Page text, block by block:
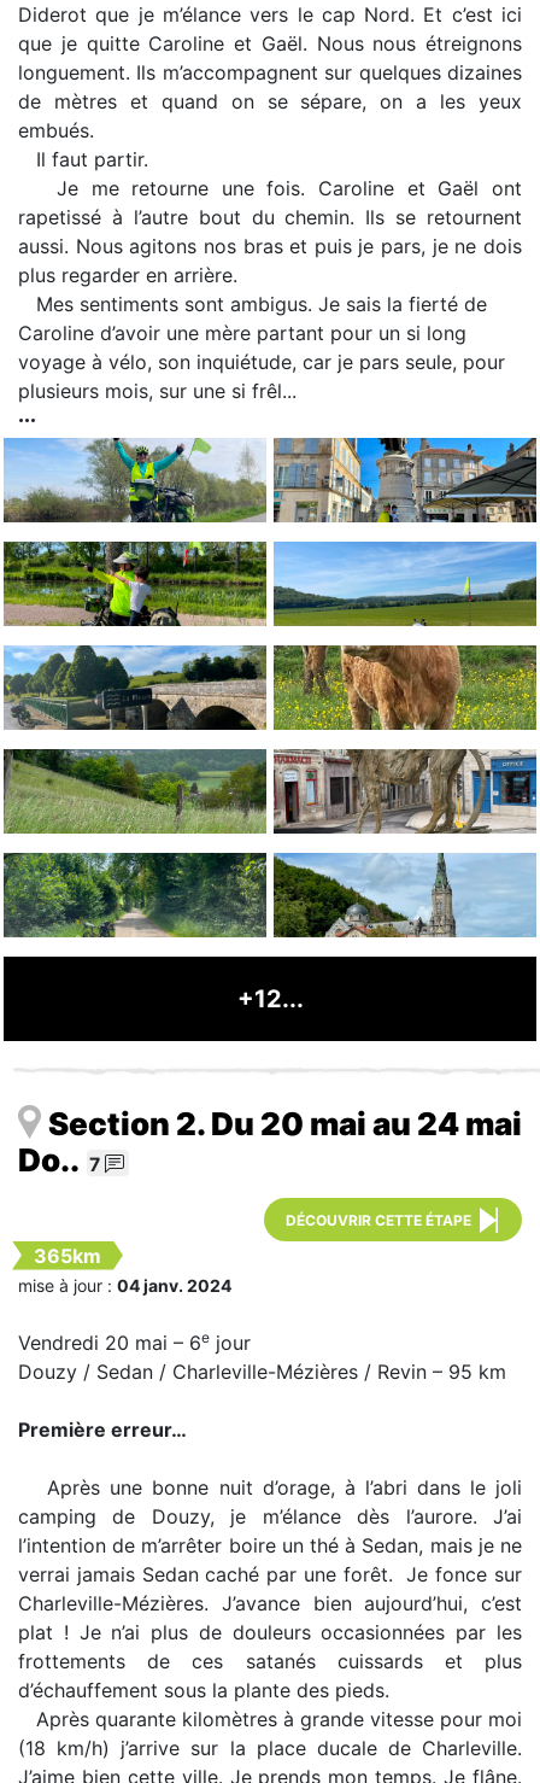
Diderot que je m’élance vers le cap Nord. Et c’est ici
que je quitte Caroline et Gaël. Nous nous étreignons
longuement. Ils m’accompagnent sur quelques dizaines
de mètres et quand on se sépare, on a les yeux
embués.
Il faut partir.
Je me retourne une fois. Caroline et Gaël ont
rapetissé à l’autre bout du chemin. Ils se retournent
aussi. Nous agitons nos bras et puis je pars, je ne dois
plus regarder en arrière.
Mes sentiments sont ambigus. Je sais la fierté de
Caroline d’avoir une mère partant pour un si long
voyage à vélo, son inquiétude, car je pars seule, pour
plusieurs mois, sur une si frêl...
+12...
Section 2. Du 20 mai au 24 mai
Do.. 7
DÉCOUVRIR CETTE ÉTAPE
365km
mise à jour : 04 janv. 2024
Vendredi 20 mai – 6e jour
Douzy / Sedan / Charleville-Mézières / Revin – 95 km
Première erreur…
Après une bonne nuit d’orage, à l’abri dans le joli
camping de Douzy, je m’élance dès l’aurore. J’ai
l’intention de m’arrêter boire un thé à Sedan, mais je ne
verrai jamais Sedan caché par une forêt. Je fonce sur
Charleville-Mézières. J’avance bien aujourd’hui, c’est
plat ! Je n’ai plus de douleurs occasionnées par les
frottements de ces satanés cuissards et plus
d’échauffement sous la plante des pieds.
Après quarante kilomètres à grande vitesse pour moi
(18 km/h) j’arrive sur la place ducale de Charleville.
J’aime bien cette ville. Je prends mon temps. Je flâne.